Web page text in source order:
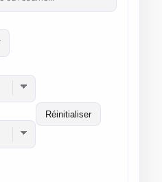
Réinitialiser